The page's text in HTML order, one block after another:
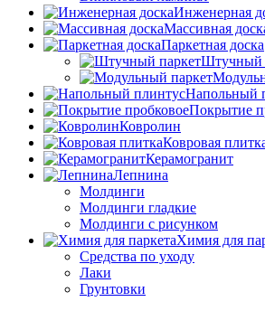
Инженерная
Массивная
Паркетная доска
Штучный
Напольный
Покрытие
Ковролин
Ковровая
Керамогранит
Лепнина
Молдинги
Молдинги гладкие
Молдинги с рисунком
Химия для
Средства по уходу
Лаки
Грунтовки